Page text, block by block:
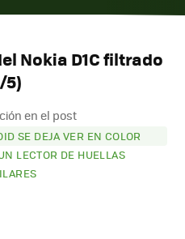
Nokia D1C filtrado
5)
en el post
SE DEJA VER EN COLOR
LECTOR DE HUELLAS